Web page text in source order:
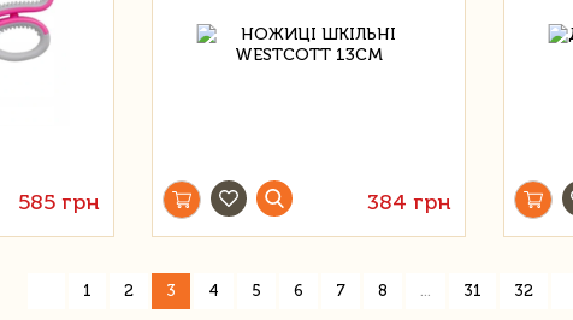
585 грн 384 грн
1 2 3 4 5 6 7 8 ... 31 32